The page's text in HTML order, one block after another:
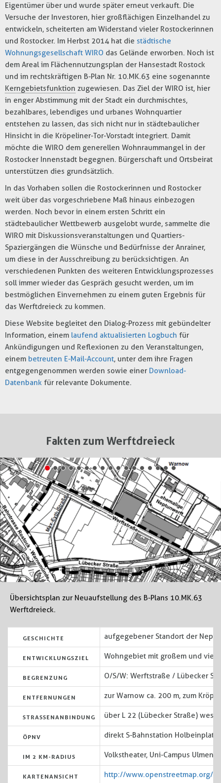
Eigentümer über und wurde später erneut verkauft. Die
Versuche der Investoren, hier großflächigen Einzelhandel zu
entwickeln, scheiterten am Widerstand vieler Rostockerinnen
und Rostocker. Im Herbst 2014 hat die städtische
Wohnungsgesellschaft WIRO das Gelände erworben. Noch ist
dem Areal im Flächennutzungsplan der Hansestadt Rostock
und im rechtskräftigen B-Plan Nr. 10.MK.63 eine sogenannte
Kerngebietsfunktion zugewiesen. Das Ziel der WIRO ist, hier
in enger Abstimmung mit der Stadt ein durchmischtes,
bezahlbares, lebendiges und urbanes Wohnquartier
entstehen zu lassen, das sich nicht nur in städtebaulicher
Hinsicht in die Kröpeliner-Tor-Vorstadt integriert. Damit
möchte die WIRO dem generellen Wohnraummangel in der
Rostocker Innenstadt begegnen. Bürgerschaft und Ortsbeirat
unterstützen dies grundsätzlich.
In das Vorhaben sollen die Rostockerinnen und Rostocker
weit über das vorgeschriebene Maß hinaus einbezogen
werden. Noch bevor in einem ersten Schritt ein
städtebaulicher Wettbewerb ausgelobt wurde, sammelte die
WIRO mit Diskussionsveranstaltungen und Quartiers-
Spaziergängen die Wünsche und Bedürfnisse der Anrainer,
um diese in der Ausschreibung zu berücksichtigen. An
verschiedenen Punkten des weiteren Entwicklungsprozesses
soll immer wieder das Gespräch gesucht werden, um im
bestmöglichen Einvernehmen zu einem guten Ergebnis für
das Werftdreieck zu kommen.
Diese Website begleitet den Dialog-Prozess mit gebündelter
Information, einem laufend aktualisierten Logbuch für
Ankündigungen und Reflexionen zu den Veranstaltungen,
einem betreuten E-Mail-Account, unter dem ihre Fragen
entgegengenommen werden sowie einer Download-
Datenbank für relevante Dokumente.
Fakten zum Werftdreieck
Übersichtsplan zur Neuaufstellung des B-Plans 10.MK.63
Werftdreieck.
GESCHICHTE aufgegebener Standort der
ENTWICKLUNGSZIEL Wohngebiet mit großem und
BEGRENZUNG O/S/W: Werftstraße / Lübecker
ENTFERNUNGEN zur Warnow ca. 200 m, zum
STRASSENANBINDUNG über L 22 (Lübecker Straße)
ÖPNV direkt S-Bahnstation Holbeinplatz
IM 2 KM-RADIUS Volkstheater, Uni-Campus
KARTENANSICHT http://www.openstreetmap.org/